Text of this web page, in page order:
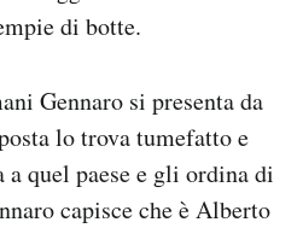
di botte.
Gennaro si presenta da
lo trova tumefatto e
quel paese e gli ordina di
capisce che è Alberto